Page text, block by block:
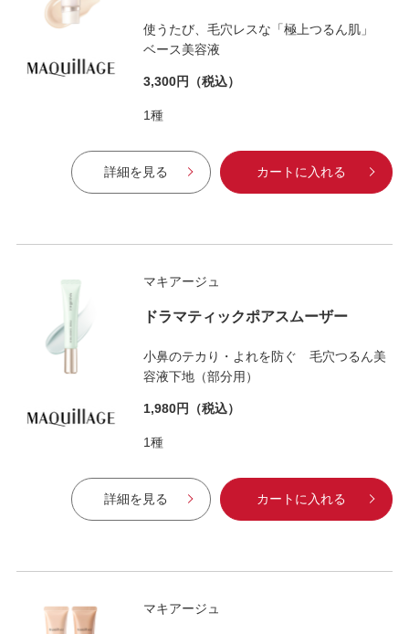
使うたび、毛穴レスな「極上つるん肌」
ベース美容液
3,300円 （税込）
1種
詳細を見る カートに入れる
マキアージュ
ドラマティックポアスムーザー
小鼻のテカり・よれを防ぐ 毛穴つるん美
容液下地（部分用）
1,980円 （税込）
1種
詳細を見る カートに入れる
マキアージュ